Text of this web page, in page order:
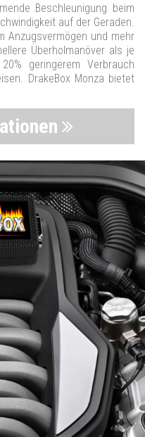
Beschleunigung beim
auf der Geraden.
Anzugsvermögen und mehr
Überholmanöver als je
geringerem Verbrauch
DrakeBox Monza bietet